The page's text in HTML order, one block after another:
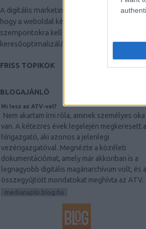
készítmények a fiatalos
Látogassa meg a
A digitális marketing trendjei
hogy a weboldal készítés során milyen
szempontokra kell figyelni: keresőmarketing,
keresőoptimalizálás, online marketing.
FRISS TOPIKOK
BLOGAJÁNLÓ
Mi lesz az ATV-vel?
Nem akartam írni róla, aminek személyes oka
van. A kétezres évek legelején megkeresett a
hírigazgató, aki azonos a jelenlegi
vezérigazgatóval. Megnézte a közéleti
dokumentációmat, amely már akkoriban is a
legnagyobb digitális magánarchívum volt, és
összegyűjtött mondatokat meghívta az
medianaplo.blog.hu